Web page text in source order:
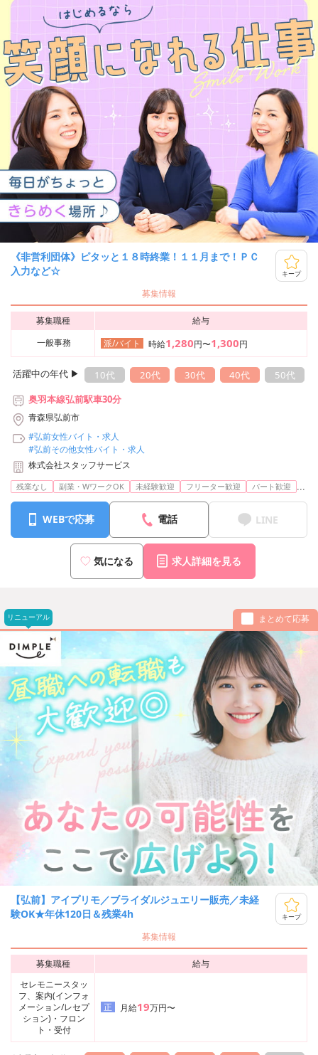
《非営利団体》ピタッと１８時終業！１１月まで！ＰＣ
入力など☆
キープ
募集情報
募集職種
給与
一般事務
派/バイト 時給1,280円〜1,300円
活躍中の年代 ▶︎ 10代 20代 30代 40代
50代
奥羽本線弘前駅車30分
青森県弘前市
#弘前女性バイト・求人
#弘前その他女性バイト・求人
株式会社スタッフサービス
残業なし 副業・WワークOK 未経験歓迎 フリーター歓迎 パート歓迎 ...
WEBで応募 電話 LINE
気になる 求人詳細を見る
リニューアル まとめて応募
【弘前】アイプリモ／ブライダルジュエリー販売／未経
験OK★年休120日＆残業4h
キープ
募集情報
募集職種
給与
セレモニースタッ
フ、案内(インフォ
メーション/レセプ
ション)・フロン
ト・受付
正 月給19万円〜